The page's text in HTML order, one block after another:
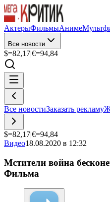
АктерыФильмыАниме
Все новости
$=82,17|€=94,84
Все новостиЗаказать рекламу
$=82,17|€=94,84
Видео18.08.2020 в 12:32
Мстители война
Фильма